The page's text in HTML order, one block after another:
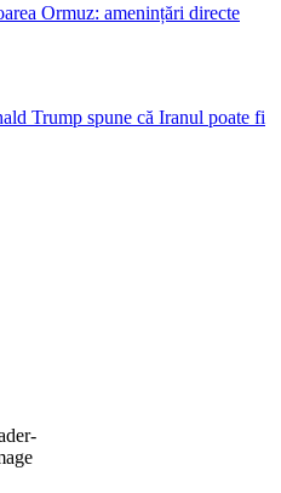
Ormuz: amenințări directe
Trump spune că Iranul poate fi
%
mb